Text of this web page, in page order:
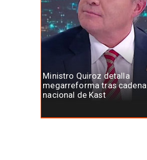
Ministro Quiroz detalla
megarreforma tras cadena
nacional de Kast